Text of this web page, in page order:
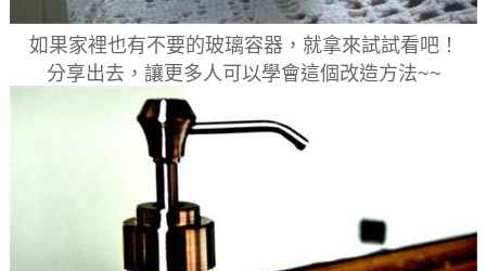
如果家裡也有不要的玻璃容器，就拿來試試看吧！
分享出去，讓更多人可以學會這個改造方法~~